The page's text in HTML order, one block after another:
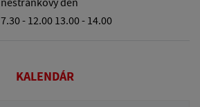
7.30 - 12.00 13.00 - 14.00
KALENDÁR